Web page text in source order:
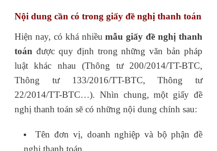
Nội dung cần có trong giấy đề nghị thanh toán
Hiện nay, có khá nhiềumẫu giấy đề nghị thanh
toán được quy định trong những văn bản pháp
luật khác nhau (Thông tư 200/2014/TT-BTC,
Thông tư 133/2016/TT-BTC, Thông tư
22/2014/TT-BTC…). Nhìn chung, một giấy đề
nghị thanh toán sẽ có những nội dung chính sau:
Tên đơn vị, doanh nghiệp và bộ phận đề
nghị thanh toán.